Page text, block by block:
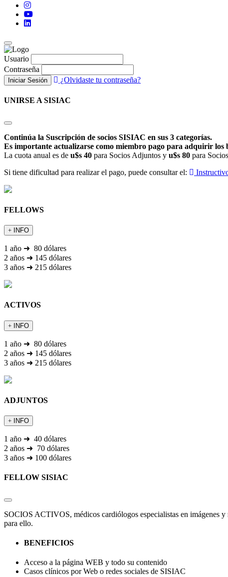
Usuario
Contraseña
Iniciar Sesión ¿Olvidaste tu contraseña?
UNIRSE A SISIAC
Continúa la Suscripción de socios SISIAC en sus 3 categorías.
Es importante actualizarse como miembro pago para adquirir los
La cuota anual es de u$s 40 para Socios Adjuntos y u$s 80 para
Si tiene dificultad para realizar el pago, puede consultar el:
FELLOWS
INFO
1 año ➜ 80 dólares
2 años ➜ 145 dólares
3 años ➜ 215 dólares
ACTIVOS
INFO
1 año ➜ 80 dólares
2 años ➜ 145 dólares
3 años ➜ 215 dólares
ADJUNTOS
INFO
1 año ➜ 40 dólares
2 años ➜ 70 dólares
3 años ➜ 100 dólares
FELLOW SISIAC
SOCIOS ACTIVOS, médicos cardiólogos especialistas en imágenes
para ello.
BENEFICIOS
Acceso a la página WEB y todo su contenido
Casos clínicos por Web o redes sociales de SISIAC